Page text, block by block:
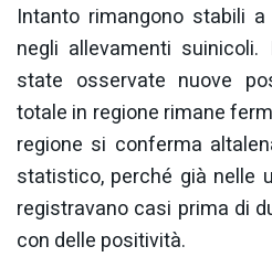
Intanto rimangono stabili
negli allevamenti
state osservate nuove
totale in regione rimane
regione si conferma
statistico, perché già nelle
registravano casi prima di
con delle positività.